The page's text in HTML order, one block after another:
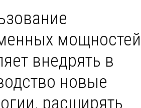
мощностей
внедрять в
новые
расширять